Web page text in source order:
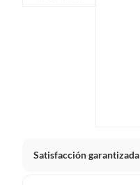
Satisfacción garantizada